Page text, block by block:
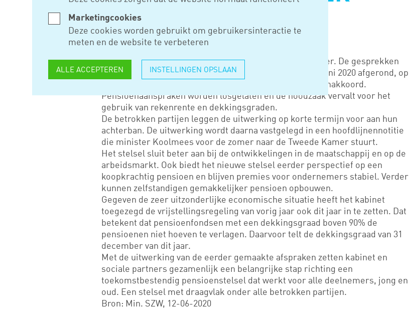
Marketingcookies
Deze cookies worden gebruikt om gebruikersinteractie te
meten en de website te verbeteren
ALLE ACCEPTEREN INSTELLINGEN OPSLAAN
PENSIOENSTELSEL
Het pensioenstelsel wordt transparanter en persoonlijker. De gesprekken
over de uitwerking van het pensioenakkoord zijn op 12 juni 2020 afgerond, op
basis van de doelen uit het vorig jaar afgesloten pensioenakkoord.
Pensioenaanspraken worden losgelaten en de noodzaak vervalt voor het
gebruik van rekenrente en dekkingsgraden.
De betrokken partijen leggen de uitwerking op korte termijn voor aan hun
achterban. De uitwerking wordt daarna vastgelegd in een hoofdlijnennotitie
die minister Koolmees voor de zomer naar de Tweede Kamer stuurt.
Het stelsel sluit beter aan bij de ontwikkelingen in de maatschappij en op de
arbeidsmarkt. Ook biedt het nieuwe stelsel eerder perspectief op een
koopkrachtig pensioen en blijven premies voor ondernemers stabiel. Verder
kunnen zelfstandigen gemakkelijker pensioen opbouwen.
Gegeven de zeer uitzonderlijke economische situatie heeft het kabinet
toegezegd de vrijstellingsregeling van vorig jaar ook dit jaar in te zetten. Dat
betekent dat pensioenfondsen met een dekkingsgraad boven 90% de
pensioenen niet hoeven te verlagen. Daarvoor telt de dekkingsgraad van 31
december van dit jaar.
Met de uitwerking van de eerder gemaakte afspraken zetten kabinet en
sociale partners gezamenlijk een belangrijke stap richting een
toekomstbestendig pensioenstelsel dat werkt voor alle deelnemers, jong en
oud. Een stelsel met draagvlak onder alle betrokken partijen.
Bron: Min. SZW, 12-06-2020